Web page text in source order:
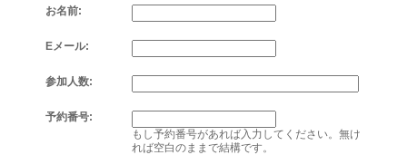
お名前:
Eメール:
参加人数:
予約番号:
もし予約番号があれば入力してください。無け
れば空白のままで結構です。